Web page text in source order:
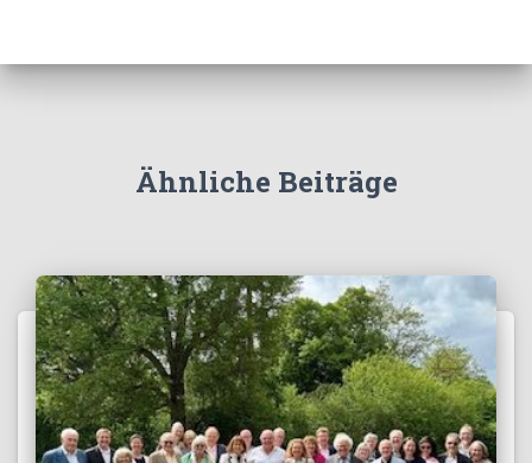
Ähnliche Beiträge